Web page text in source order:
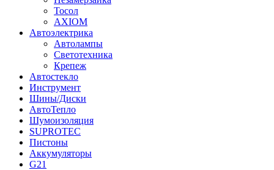
Тосол
AXIOM
Автоэлектрика
Автолампы
Светотехника
Крепеж
Автостекло
Инструмент
Шины/Диски
АвтоТепло
Шумоизоляция
SUPROTEC
Пистоны
Аккумуляторы
G21